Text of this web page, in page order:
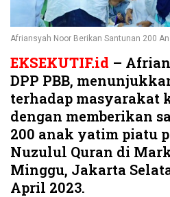
Afriansyah Noor Berikan Santunan 200
EKSEKUTIF.id –
DPP PBB,
terhadap masyarakat
dengan memberikan
200 anak yatim piatu
Nuzulul Quran di
Minggu, Jakarta
April 2023.